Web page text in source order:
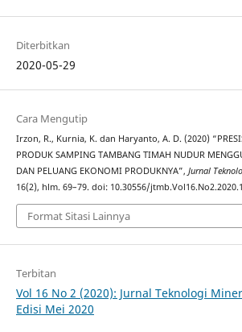
Diterbitkan
2020-05-29
Cara Mengutip
Irzon, R., Kurnia, K. dan Haryanto, A. D. (2020)
PRODUK SAMPING TAMBANG TIMAH NUDUR
DAN PELUANG EKONOMI PRODUKNYA”, Jurnal
16(2), hlm. 69–79. doi: 10.30556/
Format Sitasi Lainnya
Terbitan
Vol 16 No 2 (2020): Jurnal Teknologi
Edisi Mei 2020